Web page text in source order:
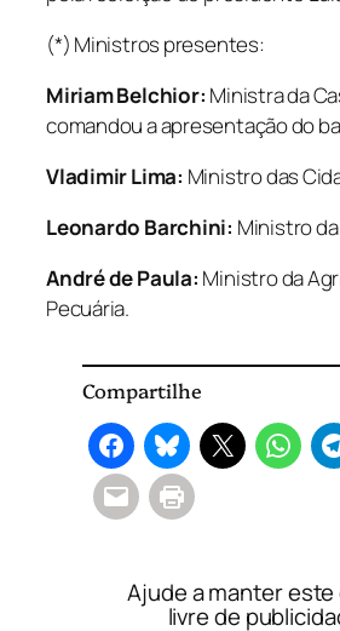
(*) Ministros presentes:
Miriam Belchior: Ministra da
comandou a apresentação do
Vladimir Lima: Ministro das
Leonardo Barchini: Ministro
André de Paula: Ministro da
Pecuária.
Compartilhe
Ajude a manter
livre de